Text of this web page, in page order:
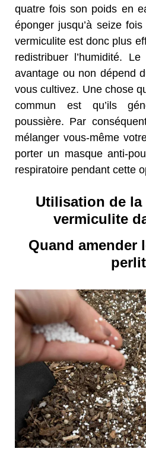
quatre fois son poids en
éponger jusqu’à seize
vermiculite est donc plus
redistribuer l’humidité.
avantage ou non dépend
vous cultivez. Une chose
commun est qu’ils
poussière. Par
mélanger vous-même
porter un masque anti-
respiratoire pendant cette
Utilisation de
vermiculite
Quand amender